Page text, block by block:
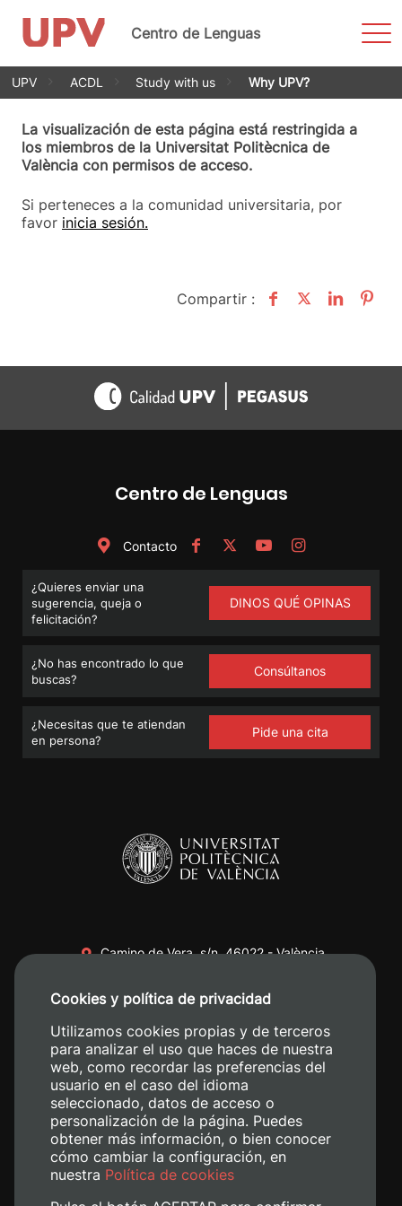
Saltar
Centro de Lenguas
UPV ACDL Study with us Why UPV?
La visualización de esta página está restringida a
los miembros de la Universitat Politècnica de
València con permisos de acceso.
Si perteneces a la comunidad universitaria, por
favor inicia sesión.
Compartir :
Centro de Lenguas
Contacto
¿Quieres enviar una
sugerencia, queja o
felicitación?
DINOS QUÉ OPINAS
¿No has encontrado lo que
buscas?
Consúltanos
¿Necesitas que te atiendan
en persona?
Pide una cita
Camino de Vera, s/n. 46022 - València
+34 620 04 00 50
Cookies y política de privacidad
Utilizamos cookies propias y de terceros
para analizar el uso que haces de nuestra
web, como recordar las preferencias del
usuario en el caso del idioma
seleccionado, datos de acceso o
personalización de la página. Puedes
obtener más información, o bien conocer
cómo cambiar la configuración, en
nuestra Política de cookies